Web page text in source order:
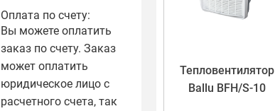
Оплата по счету:
Вы можете оплатить
заказ по счету. Заказ
может оплатить
юридическое лицо с
расчетного счета, так
Тепловентилятор
Ballu BFH/S-10